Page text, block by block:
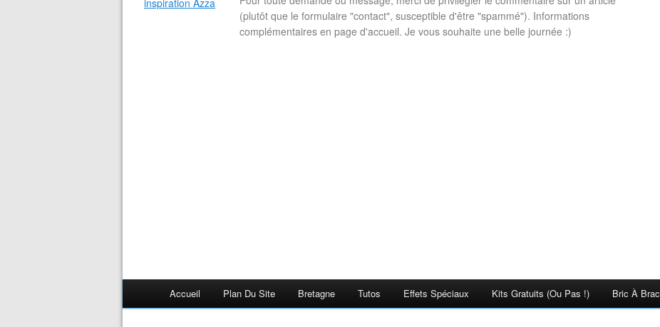
(plutôt que le formulaire "contact", susceptible d'être "spammé"). Informations
complémentaires en page d'accueil. Je vous souhaite une belle journée :)
Accueil Plan Du Site Bretagne Tutos Effets Spéciaux Kits Gratuits (ou Pas !) Bric À Brac